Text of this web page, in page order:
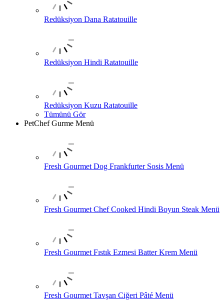
Redüksiyon Dana Ratatouille
Redüksiyon Hindi Ratatouille
Redüksiyon Kuzu Ratatouille
Tümünü Gör
PetChef Gurme Menü
Fresh Gourmet Dog Frankfurter Sosis Menü
Fresh Gourmet Chef Cooked Hindi Boyun Steak Menü
Fresh Gourmet Fıstık Ezmesi Batter Krem Menü
Fresh Gourmet Tavşan Ciğeri Pâté Menü